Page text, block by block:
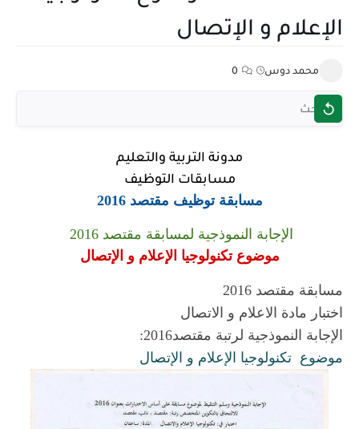
الإعلام و الإتصال
محمد دوس 0
مدونة التربية والتعليم
مسابقات التوظيف
مسابقة توظيف مقتصد 2016
الإجابة النموذجية لمسابقة مقتصد 2016
موضوع تكنولوجيا الإعلام و الإتصال
مسابقة مقتصد 2016
اختبار مادة الاعلام و الاتصال
الإجابة النموذجية لرتبة مقتصد2016:
موضوع تكنولوجيا الإعلام و الإتصال